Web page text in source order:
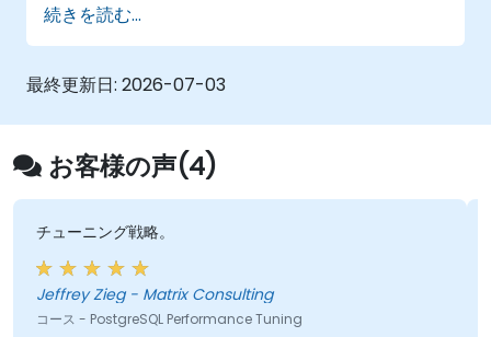
ブルかつ耐障害性に優れたPostgreSQLクラスタの
構築法を習得します。
現実的な事例や実践演習を通じて、パフォーマン
散ワークロード管理といった技術も解説されま
す。
続きを読む...
最終更新日: 2026-07-03
お客様の声(4)
チューニング戦略。
Jeffrey Zieg - Matrix Consulting
コース - PostgreSQL Performance Tuning